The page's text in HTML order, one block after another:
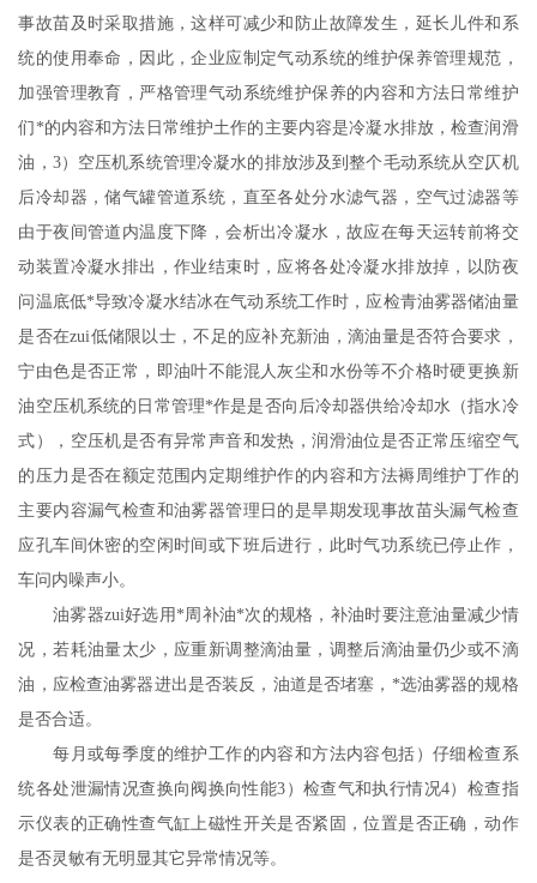
事故苗及时采取措施，这样可减少和防止故障发生，延长儿件和系
统的使用奉命，因此，企业应制定气动系统的维护保养管理规范，
加强管理教育，严格管理气动系统维护保养的内容和方法日常维护
们*的内容和方法日常维护土作的主要内容是冷凝水排放，检查润滑
油，3）空压机系统管理冷凝水的排放涉及到整个毛动系统从空仄机
后冷却器，储气罐管道系统，直至各处分水滤气器，空气过滤器等
由于夜间管道内温度下降，会析出冷凝水，故应在每天运转前将交
动装置冷凝水排出，作业结束时，应将各处冷凝水排放掉，以防夜
问温底低*导致冷凝水结冰在气动系统工作时，应检青油雾器储油量
是否在zui低储限以士，不足的应补充新油，滴油量是否符合要求，
宁由色是否正常，即油叶不能混人灰尘和水份等不介格时硬更换新
油空压机系统的日常管理*作是是否向后冷却器供给冷却水（指水冷
式），空压机是否有异常声音和发热，润滑油位是否正常压缩空气
的压力是否在额定范围内定期维护作的内容和方法褥周维护丁作的
主要内容漏气检查和油雾器管理日的是旱期发现事故苗头漏气检查
应孔车间休密的空闲时间或下班后进行，此时气功系统已停止作，
车问内噪声小。
油雾器zui好选用*周补油*次的规格，补油时要注意油量减少情
况，若耗油量太少，应重新调整滴油量，调整后滴油量仍少或不滴
油，应检查油雾器进出是否装反，油道是否堵塞，*选油雾器的规格
是否合适。
每月或每季度的维护工作的内容和方法内容包括）仔细检查系
统各处泄漏情况查换向阀换向性能3）检查气和执行情况4）检查指
示仪表的正确性查气缸上磁性开关是否紧固，位置是否正确，动作
是否灵敏有无明显其它异常情况等。